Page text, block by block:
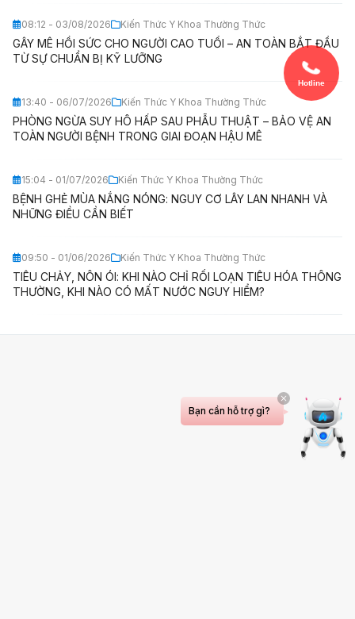
08:12 - 03/08/2026 Kiến Thức Y Khoa Thường Thức
GÂY MÊ HỒI SỨC CHO NGƯỜI CAO TUỔI – AN TOÀN BẮT ĐẦU
TỪ SỰ CHUẨN BỊ KỸ LƯỠNG
13:40 - 06/07/2026 Kiến Thức Y Khoa Thường Thức
PHÒNG NGỪA SUY HÔ HẤP SAU PHẪU THUẬT – BẢO VỆ AN
TOÀN NGƯỜI BỆNH TRONG GIAI ĐOẠN HẬU MÊ
15:04 - 01/07/2026 Kiến Thức Y Khoa Thường Thức
BỆNH GHẺ MÙA NẮNG NÓNG: NGUY CƠ LÂY LAN NHANH VÀ
NHỮNG ĐIỀU CẦN BIẾT
09:50 - 01/06/2026 Kiến Thức Y Khoa Thường Thức
TIÊU CHẢY, NÔN ÓI: KHI NÀO CHỈ RỐI LOẠN TIÊU HÓA THÔNG
THƯỜNG, KHI NÀO CÓ MẤT NƯỚC NGUY HIỂM?
Hotline
Bạn cần hỗ trợ gì?